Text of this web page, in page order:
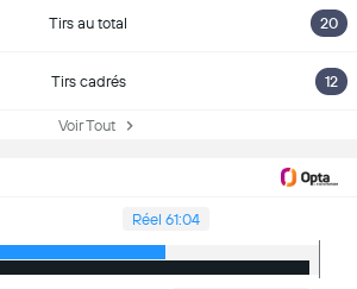
Tirs au total 20
Tirs cadrés 12
Voir Tout
Réel 61:04